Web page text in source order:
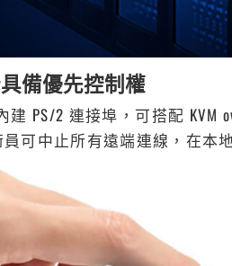
備優先控制權
建 PS/2 連接埠，可搭配 KVM
員可中止所有遠端連線，在本